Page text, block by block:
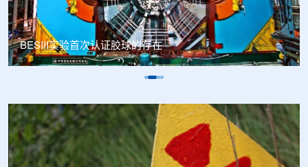
Thor Medical从AlphaOne首次交付高纯度钍-228，商业供货
启动